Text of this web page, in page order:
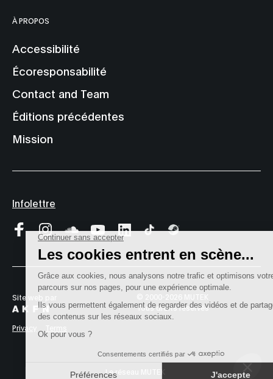
À PROPOS
Accessibilité
Écoresponsabilité
Contact and Team
Éditions précédentes
Mission
Infolettre
Site web par
Tous droits réservés
Privacy
Le réseau MUTEK